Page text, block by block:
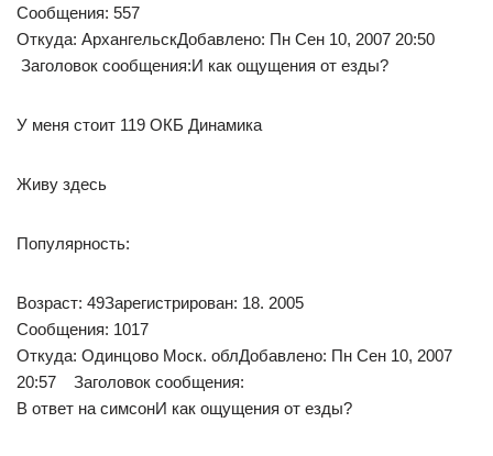
Сообщения: 557
Откуда: АрхангельскДобавлено: Пн Сен 10, 2007 20:50
Заголовок сообщения:И как ощущения от езды?
У меня стоит 119 ОКБ Динамика
Живу здесь
Популярность:
Возраст: 49Зарегистрирован: 18. 2005
Сообщения: 1017
Откуда: Одинцово Моск. облДобавлено: Пн Сен 10, 2007
20:57 Заголовок сообщения:
В ответ на симсонИ как ощущения от езды?